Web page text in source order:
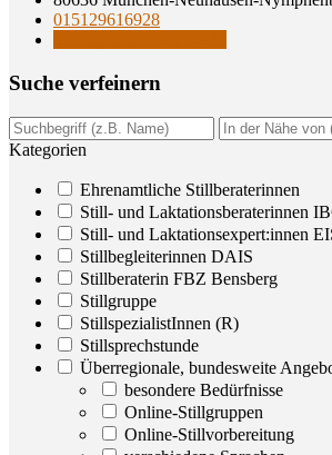
015129616928
Suche ver­fei­nern
Kategorien
Ehrenamtliche Stillberaterinnen
Still- und Laktationsberaterinnen
Still- und Laktationsexpert:innen
Stillbegleiterinnen DAIS
Stillberaterin FBZ Bensberg
Stillgruppe
StillspezialistInnen (R)
Stillsprechstunde
Überregionale, bundesweite
besondere Bedürfnisse
Online-Stillgruppen
Online-Stillvorbereitung